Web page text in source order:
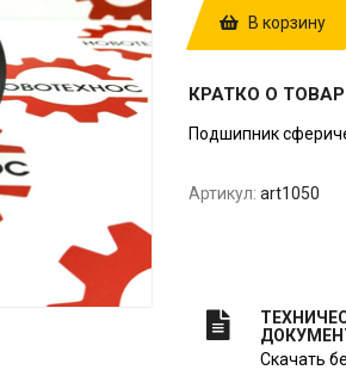
В корзину
КРАТКО О
Подшипник
Артикул: art1050
Скачать